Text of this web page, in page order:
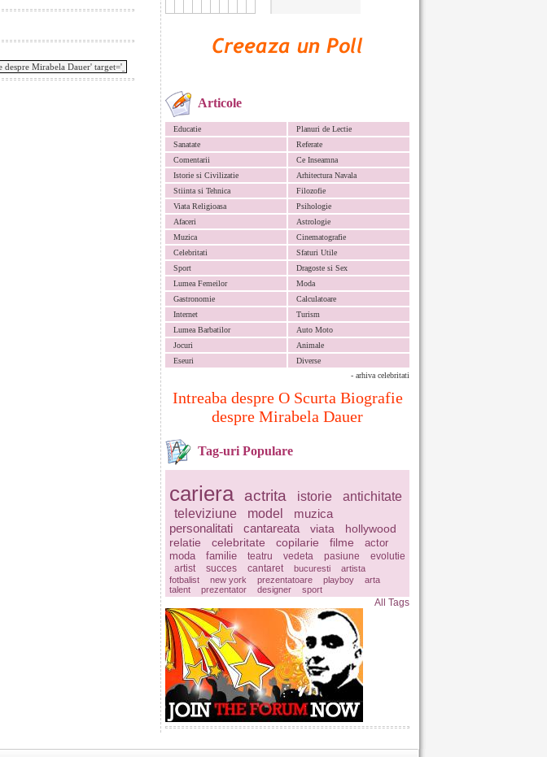
Articole
Educatie
Planuri de Lectie
Sanatate
Referate
Comentarii
Ce Inseamna
Istorie si Civilizatie
Arhitectura Navala
Stiinta si Tehnica
Filozofie
Viata Religioasa
Psihologie
Afaceri
Astrologie
Muzica
Cinematografie
Celebritati
Sfaturi Utile
Sport
Dragoste si Sex
Lumea Femeilor
Moda
Gastronomie
Calculatoare
Internet
Turism
Lumea Barbatilor
Auto Moto
Jocuri
Animale
Eseuri
Diverse
- arhiva celebritati
Intreaba despre O Scurta Biografie
despre Mirabela Dauer
Tag-uri Populare
cariera actrita istorie
antichitate
televiziune
model
muzica
personalitati
cantareata viata
hollywood
relatie
celebritate copilarie filme
actor
moda
familie teatru vedeta pasiune
evolutie
artist
succes cantaret bucuresti
artista
fotbalist
new york prezentatoare playboy
arta
talent
prezentator designer sport
All Tags